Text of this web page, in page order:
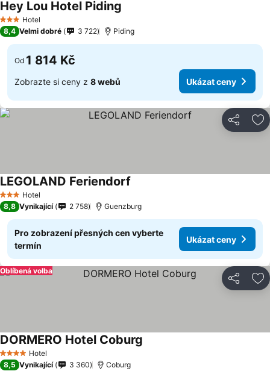
3 Počet hvězdiček
Hotel
Hey Lou Hotel Piding
8,4 Velmi dobré 3 722 Piding
Od 1 814 Kč
Zobrazte si ceny z 8 webů Ukázat ceny
Sdílet
3 Počet hvězdiček
Hotel
LEGOLAND Feriendorf
8,8 Vynikající 2 758 Guenzburg
Pro zobrazení přesných cen vyberte
termín
Ukázat ceny
Sdílet
Oblíbená volba
4 Počet hvězdiček
Hotel
DORMERO Hotel Coburg
8,5 Vynikající 3 360 Coburg